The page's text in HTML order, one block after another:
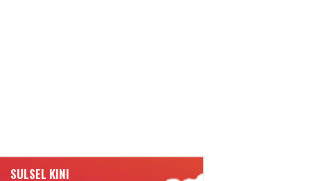
SULSEL KINI